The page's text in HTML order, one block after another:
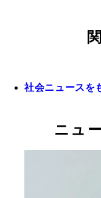
社会ニュースを
ニュ